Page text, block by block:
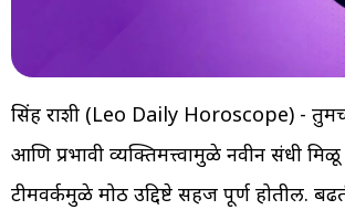
सिंह राशी (Leo Daily Horoscope) -
आणि प्रभावी व्यक्तिमत्त्वामुळे नवीन संधी
टीमवर्कमुळे मोठी उद्दिष्टे सहज पूर्ण होतील.